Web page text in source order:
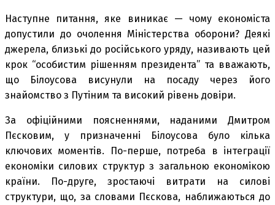
Наступне питання, яке виникає — чому економіста
допустили до очолення Міністерства оборони? Деякі
джерела, близькі до російського уряду, називають цей
крок “особистим рішенням президента” та вважають,
що Білоусова висунули на посаду через його
знайомство з Путіним та високий рівень довіри.
За офіційними поясненнями, наданими Дмитром
Пєсковим, у призначенні Білоусова було кілька
ключових моментів. По-перше, потреба в інтеграції
економіки силових структур з загальною економікою
країни. По-друге, зростаючі витрати на силові
структури, що, за словами Пєскова, наближаються до